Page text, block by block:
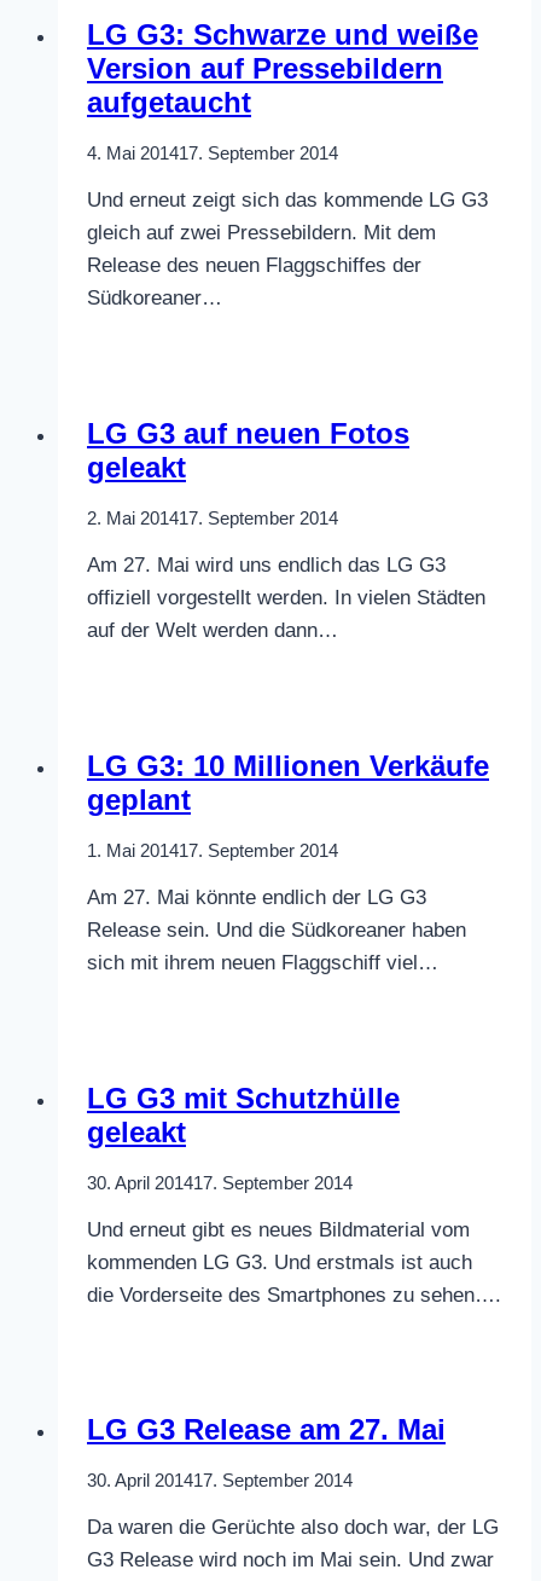
LG G3: Schwarze und weiße
Version auf Pressebildern
aufgetaucht
4. Mai 201417. September 2014
Und erneut zeigt sich das kommende LG G3
gleich auf zwei Pressebildern. Mit dem
Release des neuen Flaggschiffes der
Südkoreaner…
LG G3 auf neuen Fotos
geleakt
2. Mai 201417. September 2014
Am 27. Mai wird uns endlich das LG G3
offiziell vorgestellt werden. In vielen Städten
auf der Welt werden dann…
LG G3: 10 Millionen Verkäufe
geplant
1. Mai 201417. September 2014
Am 27. Mai könnte endlich der LG G3
Release sein. Und die Südkoreaner haben
sich mit ihrem neuen Flaggschiff viel…
LG G3 mit Schutzhülle
geleakt
30. April 201417. September 2014
Und erneut gibt es neues Bildmaterial vom
kommenden LG G3. Und erstmals ist auch
die Vorderseite des Smartphones zu sehen….
LG G3 Release am 27. Mai
30. April 201417. September 2014
Da waren die Gerüchte also doch war, der LG
G3 Release wird noch im Mai sein. Und zwar